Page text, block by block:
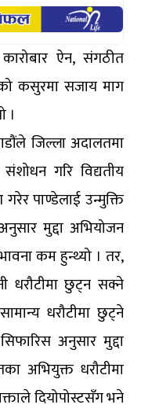
ऐन, संगठीत
कसुरमा सजाय माग
।
जिल्ला अदालतमा
गरि विद्यतीय
पाण्डेलाई उन्मुक्ति
मुद्दा अभियोजन
कम हुन्थ्यो । तर,
धरौटीमा छुट्न सक्ने
धरौटीमा छुट्ने
अनुसार मुद्दा
अभियुक्त धरौटीमा
दियोपोस्टसँग भने